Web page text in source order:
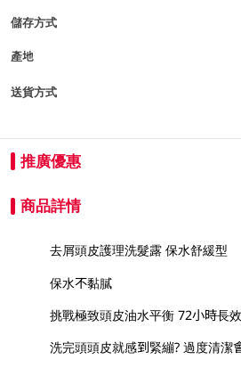
儲存方式
產地
送貨方式
推廣優惠
商品詳情
去屑頭皮護理洗髮露 保水舒緩型
保水不黏膩
挑戰極致頭皮油水平衡 72小時長
洗完頭頭皮就感到緊繃? 過度清潔